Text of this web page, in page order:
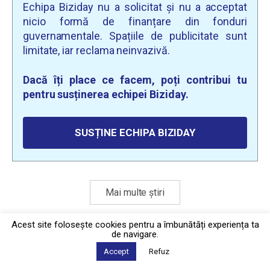
Echipa Biziday nu a solicitat și nu a acceptat
nicio formă de finanțare din fonduri
guvernamentale. Spațiile de publicitate sunt
limitate, iar reclama neinvazivă.
Dacă îți place ce facem, poți contribui tu
pentru susținerea echipei Biziday.
SUSȚINE ECHIPA BIZIDAY
Mai multe știri
Politica de confidențialitate
2026 © Biziday
Acest site foloseşte cookies pentru a îmbunătăți experiența ta
de navigare.
Accept Refuz